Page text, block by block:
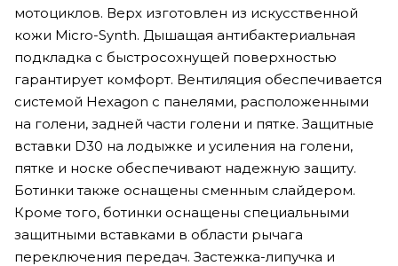
мотоциклов. Верх изготовлен из искусственной
кожи Micro-Synth. Дышащая антибактериальная
подкладка с быстросохнущей поверхностью
гарантирует комфорт. Вентиляция обеспечивается
системой Hexagon с панелями, расположенными
на голени, задней части голени и пятке. Защитные
вставки D30 на лодыжке и усиления на голени,
пятке и носке обеспечивают надежную защиту.
Ботинки также оснащены сменным слайдером.
Кроме того, ботинки оснащены специальными
защитными вставками в области рычага
переключения передач. Застежка-липучка и